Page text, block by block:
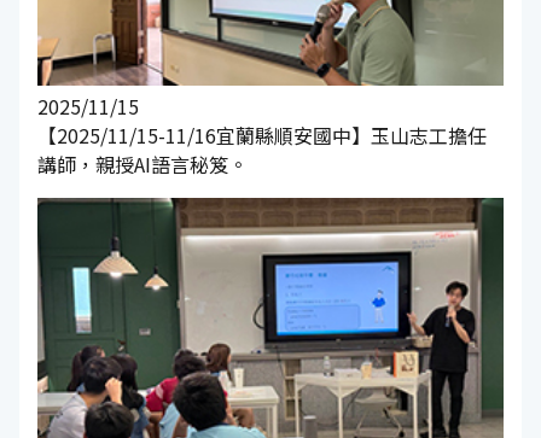
2025/11/15
【2025/11/15-11/16宜蘭縣順安國中】玉山志工擔任
講師，親授AI語言秘笈。